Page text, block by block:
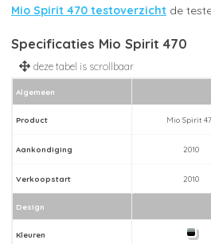
Mio Spirit 470 testoverzicht de
Specificaties Mio Spirit 470
Algemeen
Product Mio Spirit
Aankondiging 2010
Verkoopstart 2010
Design
Kleuren